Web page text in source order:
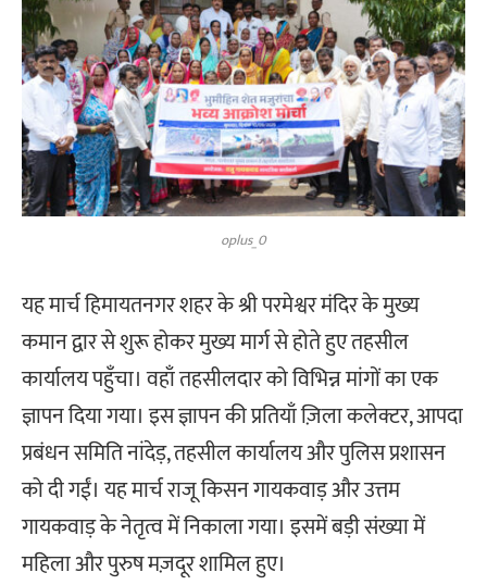
oplus_0
यह मार्च हिमायतनगर शहर के श्री परमेश्वर मंदिर के मुख्य
कमान द्वार से शुरू होकर मुख्य मार्ग से होते हुए तहसील
कार्यालय पहुँचा। वहाँ तहसीलदार को विभिन्न मांगों का एक
ज्ञापन दिया गया। इस ज्ञापन की प्रतियाँ ज़िला कलेक्टर, आपदा
प्रबंधन समिति नांदेड़, तहसील कार्यालय और पुलिस प्रशासन
को दी गईं। यह मार्च राजू किसन गायकवाड़ और उत्तम
गायकवाड़ के नेतृत्व में निकाला गया। इसमें बड़ी संख्या में
महिला और पुरुष मज़दूर शामिल हुए।